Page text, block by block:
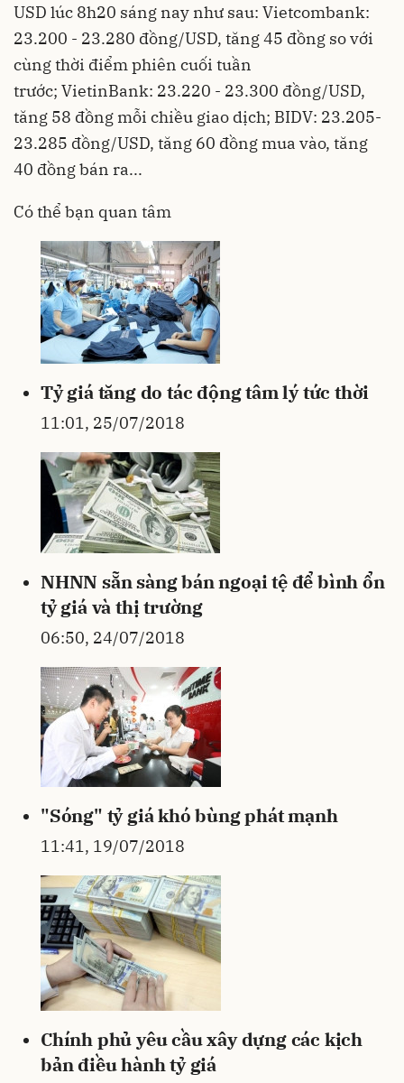
USD lúc 8h20 sáng nay như sau: Vietcombank:
23.200 - 23.280 đồng/USD, tăng 45 đồng so với
cùng thời điểm phiên cuối tuần
trước; VietinBank: 23.220 - 23.300 đồng/USD,
tăng 58 đồng mỗi chiều giao dịch; BIDV: 23.205-
23.285 đồng/USD, tăng 60 đồng mua vào, tăng
40 đồng bán ra...
Có thể bạn quan tâm
Tỷ giá tăng do tác động tâm lý tức thời
11:01, 25/07/2018
NHNN sẵn sàng bán ngoại tệ để bình ổn
tỷ giá và thị trường
06:50, 24/07/2018
"Sóng" tỷ giá khó bùng phát mạnh
11:41, 19/07/2018
Chính phủ yêu cầu xây dựng các kịch
bản điều hành tỷ giá